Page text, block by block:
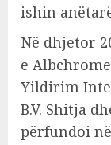
ishin
Në dhjetor
e
Yildirim
B.V. Shitja
përfundoi